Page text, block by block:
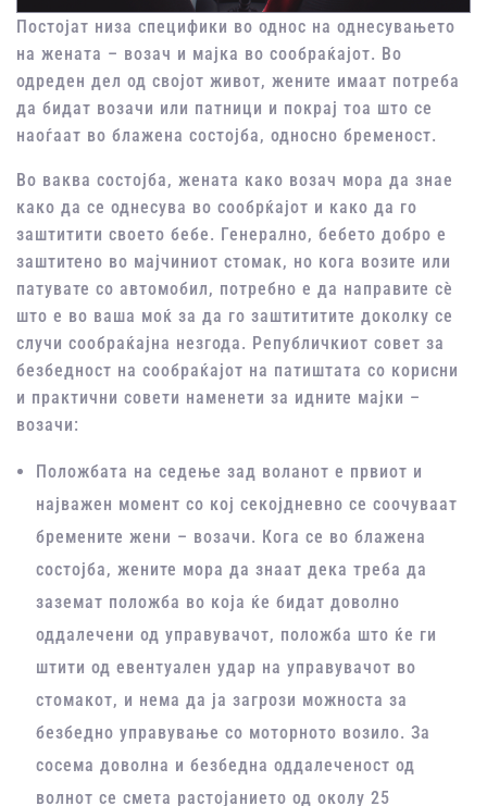
Постојат низа специфики во однос на однесувањето
на жената – возач и мајка во сообраќајот. Во
одреден дел од својот живот, жените имаат потреба
да бидат возачи или патници и покрај тоа што се
наоѓаат во блажена состојба, односно бременост.
Во ваква состојба, жената како возач мора да знае
како да се однесува во сообрќајот и како да го
заштитити своето бебе. Генерално, бебето добро е
заштитено во мајчиниот стомак, но кога возите или
патувате со автомобил, потребно е да направите сѐ
што е во ваша моќ за да го заштититите доколку се
случи сообраќајна незгода. Републичкиот совет за
безбедност на сообраќајот на патиштата со корисни
и практични совети наменети за идните мајки –
возачи:
Положбата на седење зад воланот е првиот и
најважен момент со кој секојдневно се соочуваат
бремените жени – возачи. Кога се во блажена
состојба, жените мора да знаат дека треба да
заземат положба во која ќе бидат доволно
оддалечени од управувачот, положба што ќе ги
штити од евентуален удар на управувачот во
стомакот, и нема да ја загрози можноста за
безбедно управување со моторното возило. За
сосема доволна и безбедна оддалеченост од
волнот се смета растојанието од околу 25